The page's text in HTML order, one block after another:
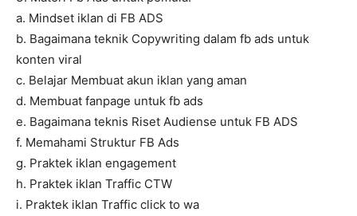
a. Mindset iklan di FB ADS
b. Bagaimana teknik Copywriting dalam fb ads untuk
konten viral
c. Belajar Membuat akun iklan yang aman
d. Membuat fanpage untuk fb ads
e. Bagaimana teknis Riset Audiense untuk FB ADS
f. Memahami Struktur FB Ads
g. Praktek iklan engagement
h. Praktek iklan Traffic CTW
i. Praktek iklan Traffic click to wa